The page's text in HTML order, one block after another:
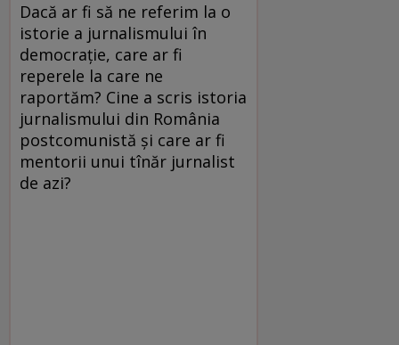
Dacă ar fi să ne referim la o
istorie a jurnalismului în
democraţie, care ar fi
reperele la care ne
raportăm? Cine a scris istoria
jurnalismului din România
postcomunistă şi care ar fi
mentorii unui tînăr jurnalist
de azi?